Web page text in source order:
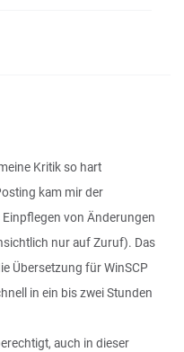
Kritik so hart
kam mir der
von Änderungen
nur auf Zuruf). Das
Übersetzung für WinSCP
in ein bis zwei Stunden
auch in dieser